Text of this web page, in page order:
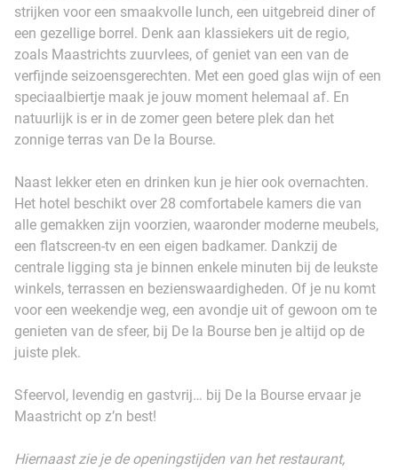
strijken voor een smaakvolle lunch, een uitgebreid diner of
een gezellige borrel. Denk aan klassiekers uit de regio,
zoals Maastrichts zuurvlees, of geniet van een van de
verfijnde seizoensgerechten. Met een goed glas wijn of een
speciaalbiertje maak je jouw moment helemaal af. En
natuurlijk is er in de zomer geen betere plek dan het
zonnige terras van De la Bourse.
Naast lekker eten en drinken kun je hier ook overnachten.
Het hotel beschikt over 28 comfortabele kamers die van
alle gemakken zijn voorzien, waaronder moderne meubels,
een flatscreen-tv en een eigen badkamer. Dankzij de
centrale ligging sta je binnen enkele minuten bij de leukste
winkels, terrassen en bezienswaardigheden. Of je nu komt
voor een weekendje weg, een avondje uit of gewoon om te
genieten van de sfeer, bij De la Bourse ben je altijd op de
juiste plek.
Sfeervol, levendig en gastvrij… bij De la Bourse ervaar je
Maastricht op z’n best!
Hiernaast zie je de openingstijden van het restaurant,